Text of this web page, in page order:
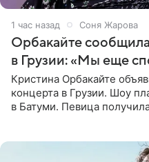
1 час назад Соня Жарова
Орбакайте
в Грузии: «Мы еще
Кристина Орбакайте
концерта в Грузии. Шоу
в Батуми. Певица